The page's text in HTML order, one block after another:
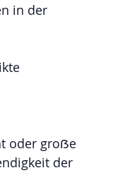
in der
oder groẞe
der